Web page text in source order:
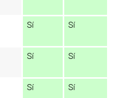
Sí Sí
Sí Sí
Sí Sí